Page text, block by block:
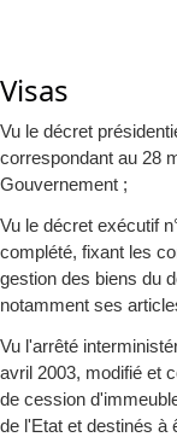
Visas
Vu le décret
correspondant au 28
Gouvernement ;
Vu le décret exécutif
complété, fixant les
gestion des biens du
notamment ses
Vu l'arrêté
avril 2003, modifié et
de cession
de l'Etat et destinés à